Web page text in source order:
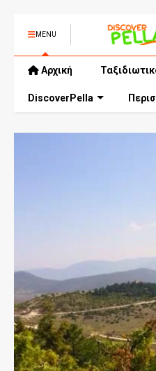
MENU
Αρχική
DiscoverPella